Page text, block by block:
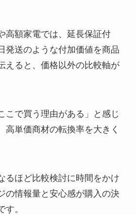
高額家電では、延長保証付
発送のような付加価値を商品
えると、価格以外の比較軸が
こで買う理由がある」と感じ
高単価商材の転換率を大きく
るほど比較検討に時間をかけ
の情報量と安心感が購入の決
。